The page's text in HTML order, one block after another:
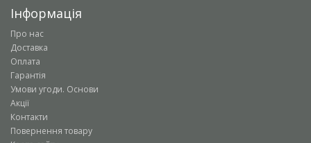
Інформація
Про нас
Доставка
Оплата
Гарантія
Умови угоди. Основи
Акції
Контакти
Повернення товару